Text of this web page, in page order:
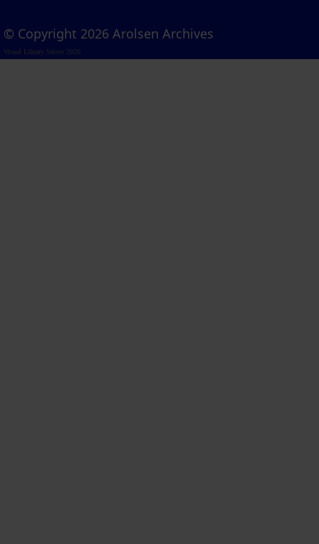
© Copyright 2026 Arolsen Archives
Visual Library Server 2026